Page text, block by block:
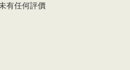
有任何評價